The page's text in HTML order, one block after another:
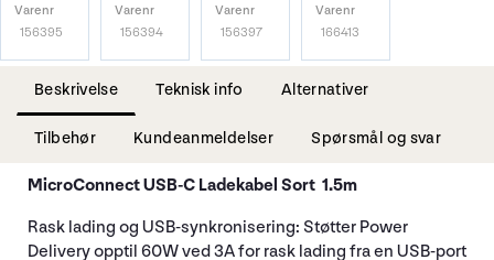
Varenr
156395
Varenr
156394
Varenr
156397
Varenr
166413
Beskrivelse Teknisk info Alternativer
Tilbehør Kundeanmeldelser Spørsmål og svar
MicroConnect USB-C Ladekabel Sort 1.5m
Rask lading og USB-synkronisering: Støtter Power
Delivery opptil 60W ved 3A for rask lading fra en USB-port